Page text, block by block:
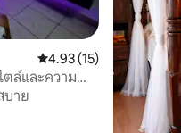
คะแนนเฉลี่ย 4.93 จาก 5,
4.93 (15)
ตล์และความ
บาย